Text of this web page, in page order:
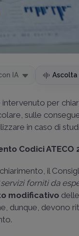
IA Ascolta
intervenuto per
sulle
in caso di
Codici ATECO
il
servizi forniti da
modificativo
dunque, devono